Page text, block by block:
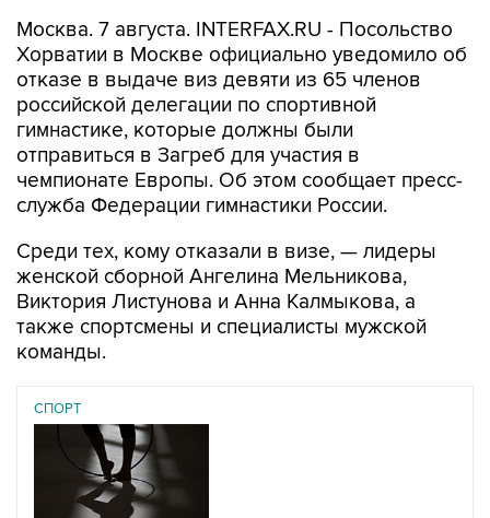
Москва. 7 августа. INTERFAX.RU - Посольство
Хорватии в Москве официально уведомило об
отказе в выдаче виз девяти из 65 членов
российской делегации по спортивной
гимнастике, которые должны были
отправиться в Загреб для участия в
чемпионате Европы. Об этом сообщает пресс-
служба Федерации гимнастики России.
Среди тех, кому отказали в визе, — лидеры
женской сборной Ангелина Мельникова,
Виктория Листунова и Анна Калмыкова, а
также спортсмены и специалисты мужской
команды.
СПОРТ